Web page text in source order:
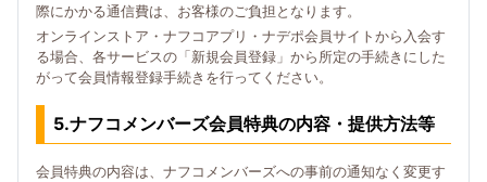
際にかかる通信費は、お客様のご負担となります。
オンラインストア・ナフコアプリ・ナデポ会員サイトから入会す
る場合、各サービスの「新規会員登録」から所定の手続きにした
がって会員情報登録手続きを行ってください。
5.ナフコメンバーズ会員特典の内容・提供方法等
会員特典の内容は、ナフコメンバーズへの事前の通知なく変更す